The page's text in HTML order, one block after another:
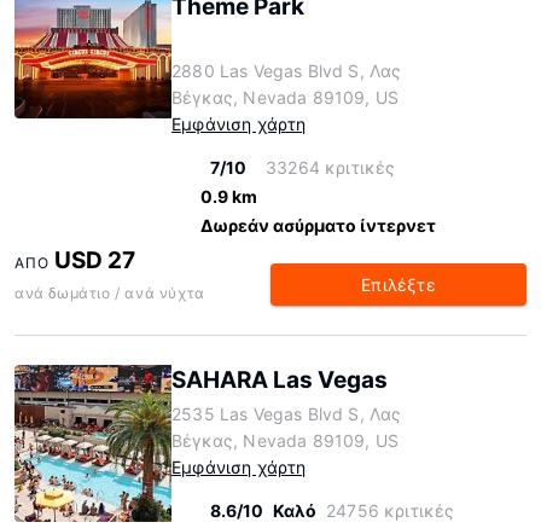
Theme Park
2880 Las Vegas Blvd S, Λας
Βέγκας, Nevada 89109, US
Εμφάνιση χάρτη
7/10
33264 κριτικές
0.9 km
Δωρεάν ασύρματο ίντερνετ
ΑΠΌ USD 27
ανά δωμάτιο / ανά νύχτα Επιλέξτε
SAHARA Las Vegas
2535 Las Vegas Blvd S, Λας
Βέγκας, Nevada 89109, US
Εμφάνιση χάρτη
8.6/10 Καλό 24756 κριτικές